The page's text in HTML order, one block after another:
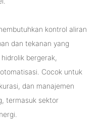
kontrol aliran
dan tekanan yang
bergerak,
Cocok untuk
dan manajemen
termasuk sektor